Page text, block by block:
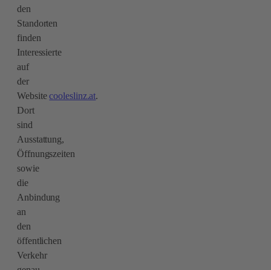
den
Standorten
finden
Interessierte
auf
der
Websitecooleslinz.at.
Dort
sind
Ausstattung,
Öffnungszeiten
sowie
die
Anbindung
an
den
öffentlichen
Verkehr